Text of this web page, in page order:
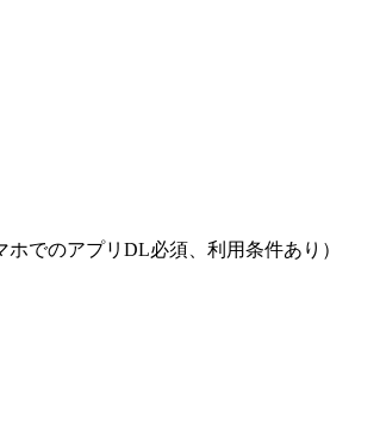
でのアプリDL必須、利用条件あり）